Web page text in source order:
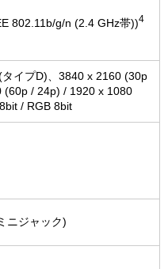
802.11b/g/n (2.4 GHz帯))4
イプD)、3840 x 2160 (30p
(60p / 24p) / 1920 x 1080
/ RGB 8bit
ニジャック)